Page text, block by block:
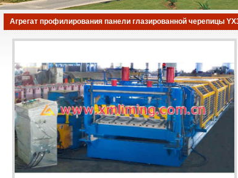
Агрегат профилирования панели глазированной черепицы